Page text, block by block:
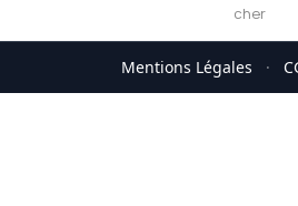
cher
Mentions Légales ·